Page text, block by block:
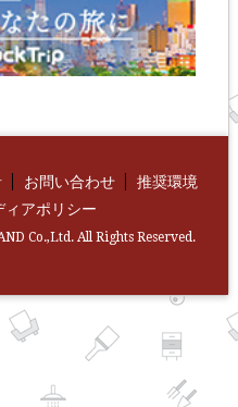
お問い合わせ
推奨環境
ィアポリシー
Co.,Ltd. All Rights Reserved.